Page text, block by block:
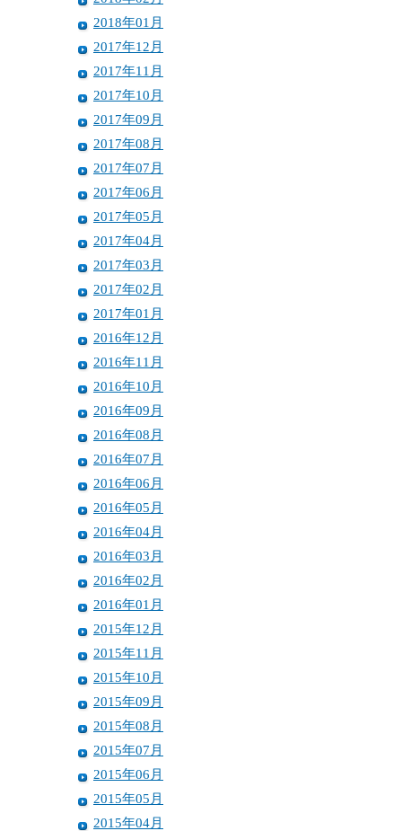
2018年01月
2017年12月
2017年11月
2017年10月
2017年09月
2017年08月
2017年07月
2017年06月
2017年05月
2017年04月
2017年03月
2017年02月
2017年01月
2016年12月
2016年11月
2016年10月
2016年09月
2016年08月
2016年07月
2016年06月
2016年05月
2016年04月
2016年03月
2016年02月
2016年01月
2015年12月
2015年11月
2015年10月
2015年09月
2015年08月
2015年07月
2015年06月
2015年05月
2015年04月